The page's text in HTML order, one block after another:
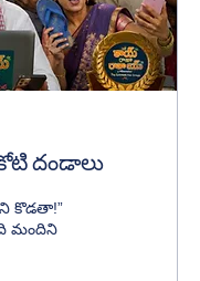
దండాలు
కొడతా!”
మందిని